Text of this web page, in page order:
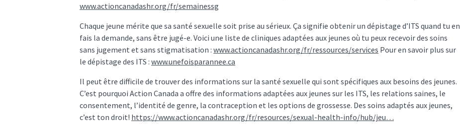
www.actioncanadashr.org/fr/semainessg
Chaque jeune mérite que sa santé sexuelle soit prise au sérieux. Ça signifie obtenir un dépistage d’ITS quand tu en
fais la demande, sans être jugé-e. Voici une liste de cliniques adaptées aux jeunes où tu peux recevoir des soins
sans jugement et sans stigmatisation : www.actioncanadashr.org/fr/ressources/services Pour en savoir plus sur
le dépistage des ITS : www.unefoisparannee.ca
Il peut être difficile de trouver des informations sur la santé sexuelle qui sont spécifiques aux besoins des jeunes.
C’est pourquoi Action Canada a offre des informations adaptées aux jeunes sur les ITS, les relations saines, le
consentement, l’identité de genre, la contraception et les options de grossesse. Des soins adaptés aux jeunes,
c’est ton droit! https://www.actioncanadashr.org/fr/resources/sexual-health-info/hub/jeu…